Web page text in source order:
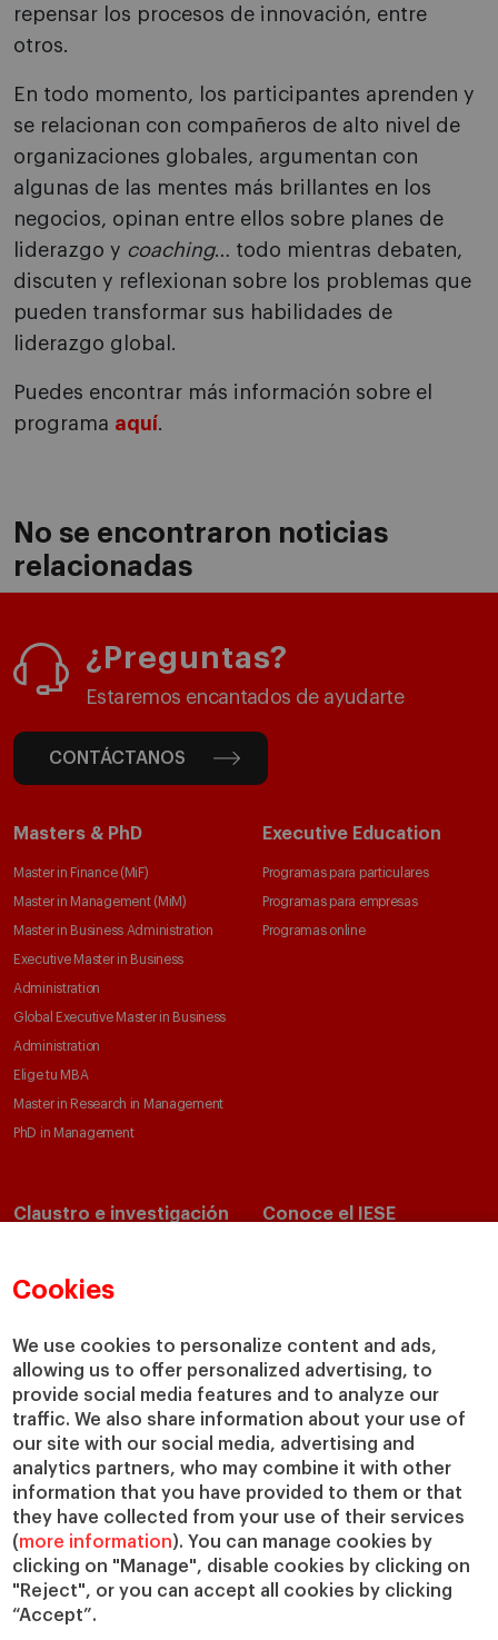
Cookies
We use cookies to personalize content and ads,
allowing us to offer personalized advertising, to
provide social media features and to analyze our
traffic. We also share information about your use of
our site with our social media, advertising and
analytics partners, who may combine it with other
information that you have provided to them or that
they have collected from your use of their services
(more information). You can manage cookies by
clicking on "Manage", disable cookies by clicking on
"Reject", or you can accept all cookies by clicking
“Accept”.
repensar los procesos de innovación, entre
otros.
En todo momento, los participantes aprenden y
se relacionan con compañeros de alto nivel de
organizaciones globales, argumentan con
algunas de las mentes más brillantes en los
negocios, opinan entre ellos sobre planes de
liderazgo y coaching… todo mientras debaten,
discuten y reflexionan sobre los problemas que
pueden transformar sus habilidades de
liderazgo global.
Puedes encontrar más información sobre el
programa aquí.
No se encontraron noticias
relacionadas
¿Preguntas?
Estaremos encantados de ayudarte
CONTÁCTANOS
Masters & PhD
Master in Finance (MiF)
Master in Management (MiM)
Master in Business Administration
Executive Master in Business
Administration
Global Executive Master in Business
Administration
Elige tu MBA
Master in Research in Management
PhD in Management
Executive Education
Programas para particulares
Programas para empresas
Programas online
Claustro e investigación
Departamentos académicos
Cátedras
IESE Insight
IESE Publishing
Conoce el IESE
Nuestro impacto
Colabora con el IESE
Servicios
Biblioteca
Canal de Compliance
Capellanía
IESE Shop
Jobs @IESE
Préstamos y becas